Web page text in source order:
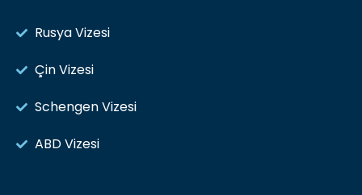
Rusya Vizesi​
Çin Vizesi
Schengen Vizesi
ABD Vizesi